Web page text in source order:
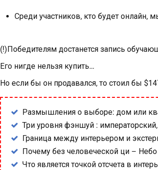
Среди участников, кто будет онлайн,
(!)Победителям достанется запись
Его нигде нельзя купить…
Но если бы он продавался, то стоил бы
Размышления о выборе: дом или
Три уровня фэншуй :
Граница между интерьером и
Почему без человеческой ци –
Что является точкой отсчета в